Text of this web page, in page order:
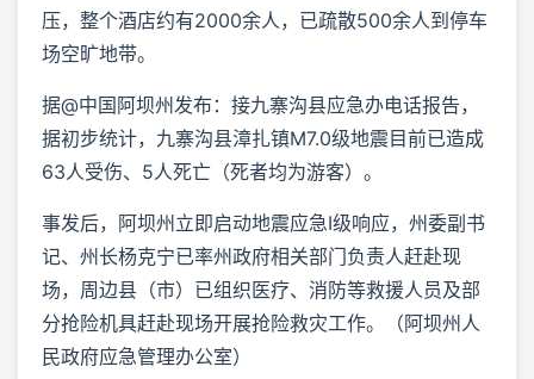
压，整个酒店约有2000余人，已疏散500余人到停车
场空旷地带。
据@中国阿坝州发布：接九寨沟县应急办电话报告，
据初步统计，九寨沟县漳扎镇M7.0级地震目前已造成
63人受伤、5人死亡（死者均为游客）。
事发后，阿坝州立即启动地震应急Ⅰ级响应，州委副书
记、州长杨克宁已率州政府相关部门负责人赶赴现
场，周边县（市）已组织医疗、消防等救援人员及部
分抢险机具赶赴现场开展抢险救灾工作。（阿坝州人
民政府应急管理办公室）